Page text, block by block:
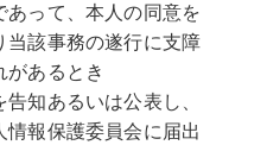
あって、本人の同意を
当該事務の遂行に支障
があるとき
知あるいは公表し、
情報保護委員会に届出